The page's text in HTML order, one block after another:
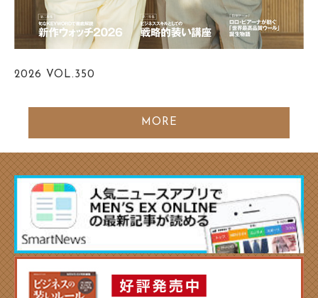
2026 VOL.350
MORE